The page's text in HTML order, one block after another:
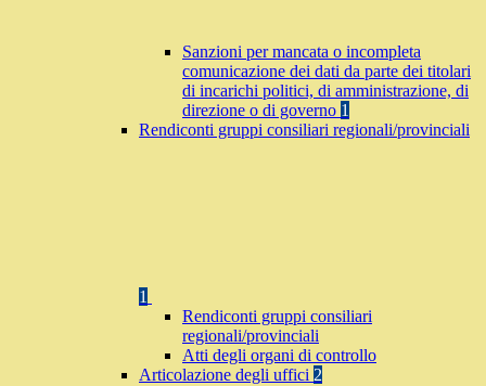
Sanzioni per mancata o incompleta
comunicazione dei dati da parte dei titolari
di incarichi politici, di amministrazione, di
direzione o di governo 1
Rendiconti gruppi consiliari regionali/provinciali
1
Rendiconti gruppi consiliari
regionali/provinciali
Atti degli organi di controllo
Articolazione degli uffici 2